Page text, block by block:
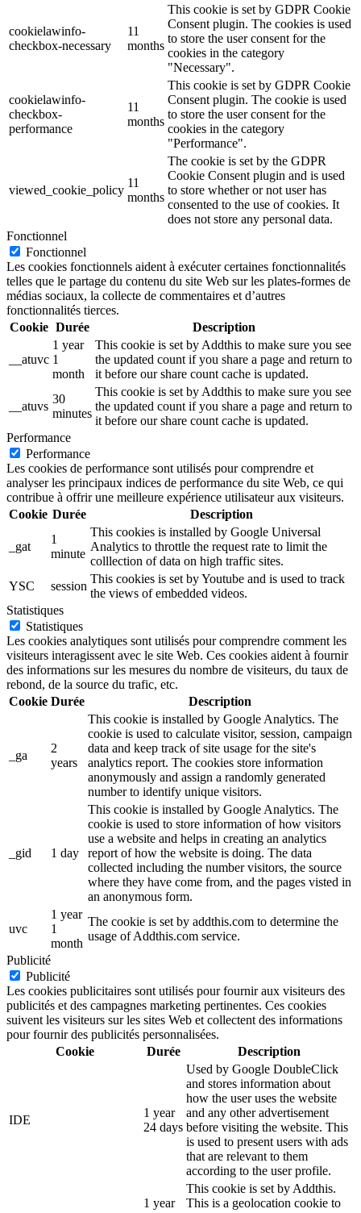
cookielawinfo-
checkbox-necessary
11
months
This cookie is set by GDPR Cookie
Consent plugin. The cookies is used
to store the user consent for the
cookies in the category
"Necessary".
cookielawinfo-
checkbox-
performance
11
months
This cookie is set by GDPR Cookie
Consent plugin. The cookie is used
to store the user consent for the
cookies in the category
"Performance".
viewed_cookie_policy
11
months
The cookie is set by the GDPR
Cookie Consent plugin and is used
to store whether or not user has
consented to the use of cookies. It
does not store any personal data.
Fonctionnel
Fonctionnel
Les cookies fonctionnels aident à exécuter certaines fonctionnalités
telles que le partage du contenu du site Web sur les plates-formes de
médias sociaux, la collecte de commentaires et d’autres
fonctionnalités tierces.
Cookie Durée Description
__atuvc
1 year
1
month
This cookie is set by Addthis to make sure you see
the updated count if you share a page and return to
it before our share count cache is updated.
__atuvs
30
minutes
This cookie is set by Addthis to make sure you see
the updated count if you share a page and return to
it before our share count cache is updated.
Performance
Performance
Les cookies de performance sont utilisés pour comprendre et
analyser les principaux indices de performance du site Web, ce qui
contribue à offrir une meilleure expérience utilisateur aux visiteurs.
Cookie Durée Description
_gat
1
minute
This cookies is installed by Google Universal
Analytics to throttle the request rate to limit the
colllection of data on high traffic sites.
YSC
session
This cookies is set by Youtube and is used to track
the views of embedded videos.
Statistiques
Statistiques
Les cookies analytiques sont utilisés pour comprendre comment les
visiteurs interagissent avec le site Web. Ces cookies aident à fournir
des informations sur les mesures du nombre de visiteurs, du taux de
rebond, de la source du trafic, etc.
Cookie Durée Description
_ga
2
years
This cookie is installed by Google Analytics. The
cookie is used to calculate visitor, session, campaign
data and keep track of site usage for the site's
analytics report. The cookies store information
anonymously and assign a randomly generated
number to identify unique visitors.
_gid 1 day
This cookie is installed by Google Analytics. The
cookie is used to store information of how visitors
use a website and helps in creating an analytics
report of how the website is doing. The data
collected including the number visitors, the source
where they have come from, and the pages visted in
an anonymous form.
uvc
1 year
1
month
The cookie is set by addthis.com to determine the
usage of Addthis.com service.
Publicité
Publicité
Les cookies publicitaires sont utilisés pour fournir aux visiteurs des
publicités et des campagnes marketing pertinentes. Ces cookies
suivent les visiteurs sur les sites Web et collectent des informations
pour fournir des publicités personnalisées.
Cookie
Durée Description
IDE
1 year
24 days
Used by Google DoubleClick
and stores information about
how the user uses the website
and any other advertisement
before visiting the website. This
is used to present users with ads
that are relevant to them
according to the user profile.
1 year
This cookie is set by Addthis.
This is a geolocation cookie to